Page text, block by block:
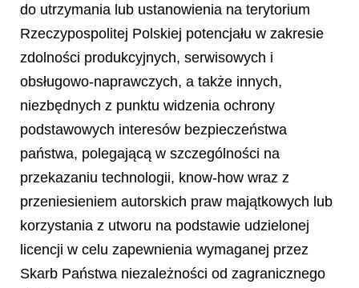
do utrzymania lub ustanowienia na terytorium
Rzeczypospolitej Polskiej potencjału w zakresie
zdolności produkcyjnych, serwisowych i
obsługowo-naprawczych, a także innych,
niezbędnych z punktu widzenia ochrony
podstawowych interesów bezpieczeństwa
państwa, polegającą w szczególności na
przekazaniu technologii, know-how wraz z
przeniesieniem autorskich praw majątkowych lub
korzystania z utworu na podstawie udzielonej
licencji w celu zapewnienia wymaganej przez
Skarb Państwa niezależności od zagranicznego